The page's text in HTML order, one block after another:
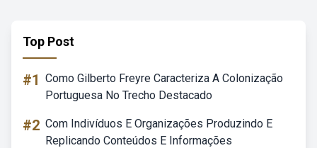
Top Post
#1 Como Gilberto Freyre Caracteriza A Colonização
Portuguesa No Trecho Destacado
#2 Com Indivíduos E Organizações Produzindo E
Replicando Conteúdos E Informações